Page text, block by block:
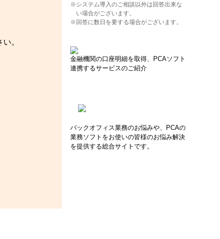
※システム導入のご相談以外は回答出来な
い場合がございます。
※回答に数日を要する場合がございます。
金融機関の口座明細を取得、PCAソフト
連携するサービスのご紹介
バックオフィス業務のお悩みや、PCAの
業務ソフトをお使いの皆様のお悩み解決
を提供する総合サイトです。
。